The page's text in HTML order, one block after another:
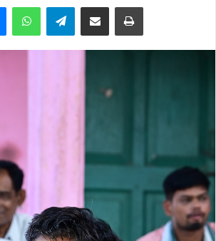
MessengerWhatsAppTelegramShare via Email Print